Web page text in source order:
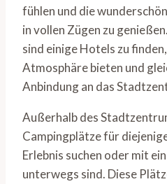
fühlen und die
in vollen Zügen zu
sind einige Hotels zu
Atmosphäre bieten und
Anbindung an das
Außerhalb des
Campingplätze für
Erlebnis suchen oder mit
unterwegs sind. Diese